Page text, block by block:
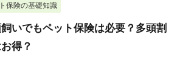
保険の基礎知識
いでもペット保険は必要？多頭割
得？